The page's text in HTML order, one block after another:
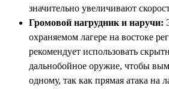
значительно увеличивают
Громовой нагрудник и наручи:
охраняемом лагере на востоке
рекомендует использовать
дальнобойное оружие, чтобы
одному, так как прямая атака на